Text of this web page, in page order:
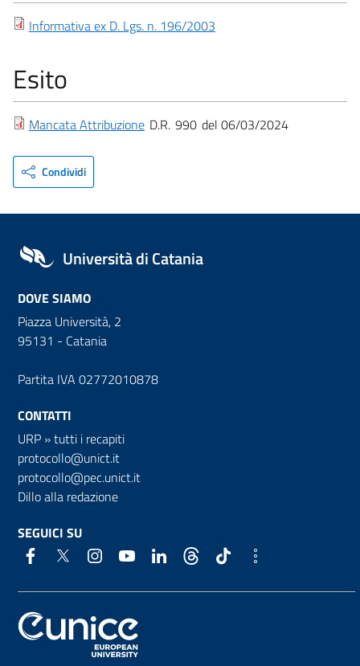
Informativa ex D. Lgs. n. 196/2003
Esito
Mancata Attribuzione D.R. 990 06/03/2024
Condividi
Università di Catania
DOVE SIAMO
Piazza Università, 2
95131 - Catania
Partita IVA 02772010878
CONTATTI
URP »tutti i recapiti
protocollo@unict.it
protocollo@pec.unict.it
Dillo alla redazione
SEGUICI SU